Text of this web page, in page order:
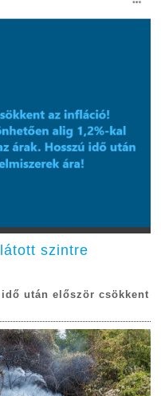
szintre
után először csökkent